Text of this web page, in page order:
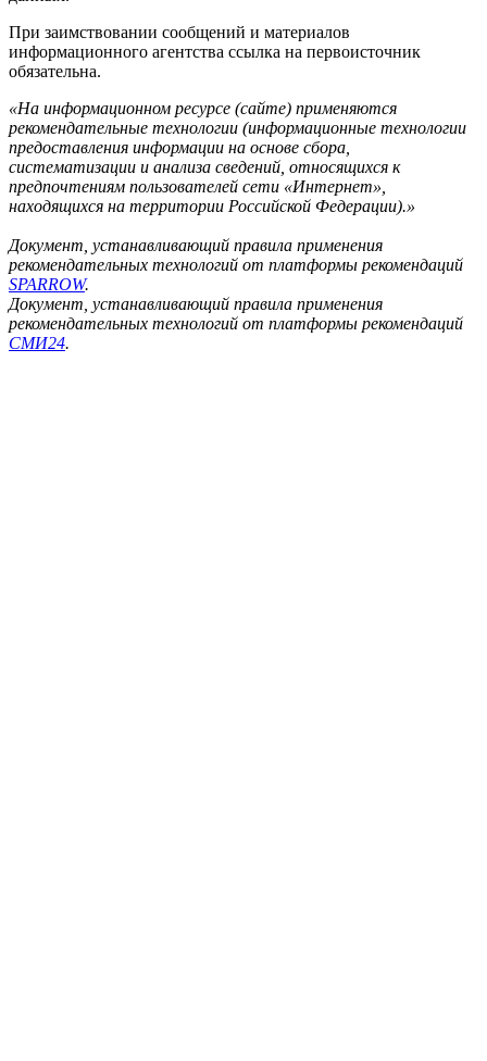
При заимствовании сообщений и материалов
информационного агентства ссылка на первоисточник
обязательна.
«На информационном ресурсе (сайте) применяются
рекомендательные технологии (информационные технологии
предоставления информации на основе сбора,
систематизации и анализа сведений, относящихся к
предпочтениям пользователей сети «Интернет»,
находящихся на территории Российской Федерации).»
Документ, устанавливающий правила применения
рекомендательных технологий от платформы рекомендаций
SPARROW.
Документ, устанавливающий правила применения
рекомендательных технологий от платформы рекомендаций
СМИ24.